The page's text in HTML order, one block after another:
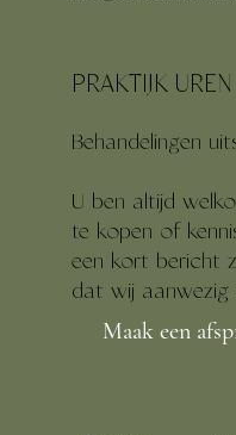
Behandelingen
U ben altijd
te kopen of
een kort bericht
dat wij aanwezig
PRAKTIJK UREN
Maak een